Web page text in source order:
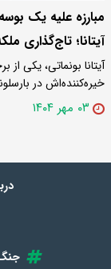
مبارزه علیه یک
آیتانا؛ تاج‌گذاری
آیتانا بونماتی، یکی از
خیره‌کننده‌اش در
۰۳ مهر ۱۴۰۴
جنگ